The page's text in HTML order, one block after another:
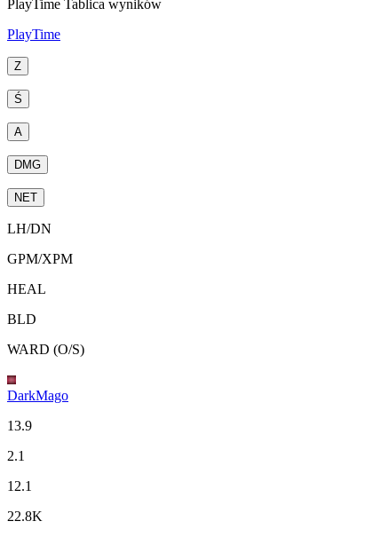
PlayTime Tablica wyników
PlayTime
Z
Ś
A
DMG
NET
LH/DN
GPM/XPM
HEAL
BLD
WARD (O/S)
DarkMago
13.9
2.1
12.1
22.8K